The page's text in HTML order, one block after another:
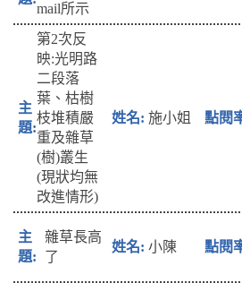
mail所示
第2次反
映:光明路
二段落
葉、枯樹
枝堆積嚴
重及雜草
(樹)叢生
(現狀均無
改進情形)
施小姐
雜草長高
了
小陳